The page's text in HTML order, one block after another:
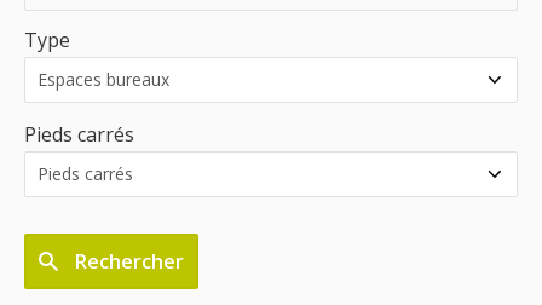
Type
Pieds carrés
Rechercher